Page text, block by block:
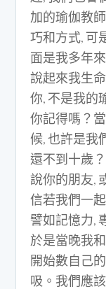
加的瑜伽教
巧和方式, 可
面是我多年
說起來我生
你, 不是我的
你記得嗎？
候, 也許是我
還不到十歲
說你的朋友,
信若我們一
譬如記憶力,
於是當晚我
開始數自己
吸。我們應